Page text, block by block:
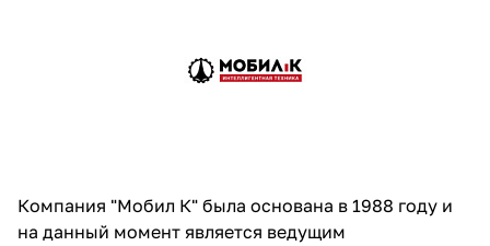
Компания "Мобил К" была основана в 1988 году и
на данный момент является ведущим